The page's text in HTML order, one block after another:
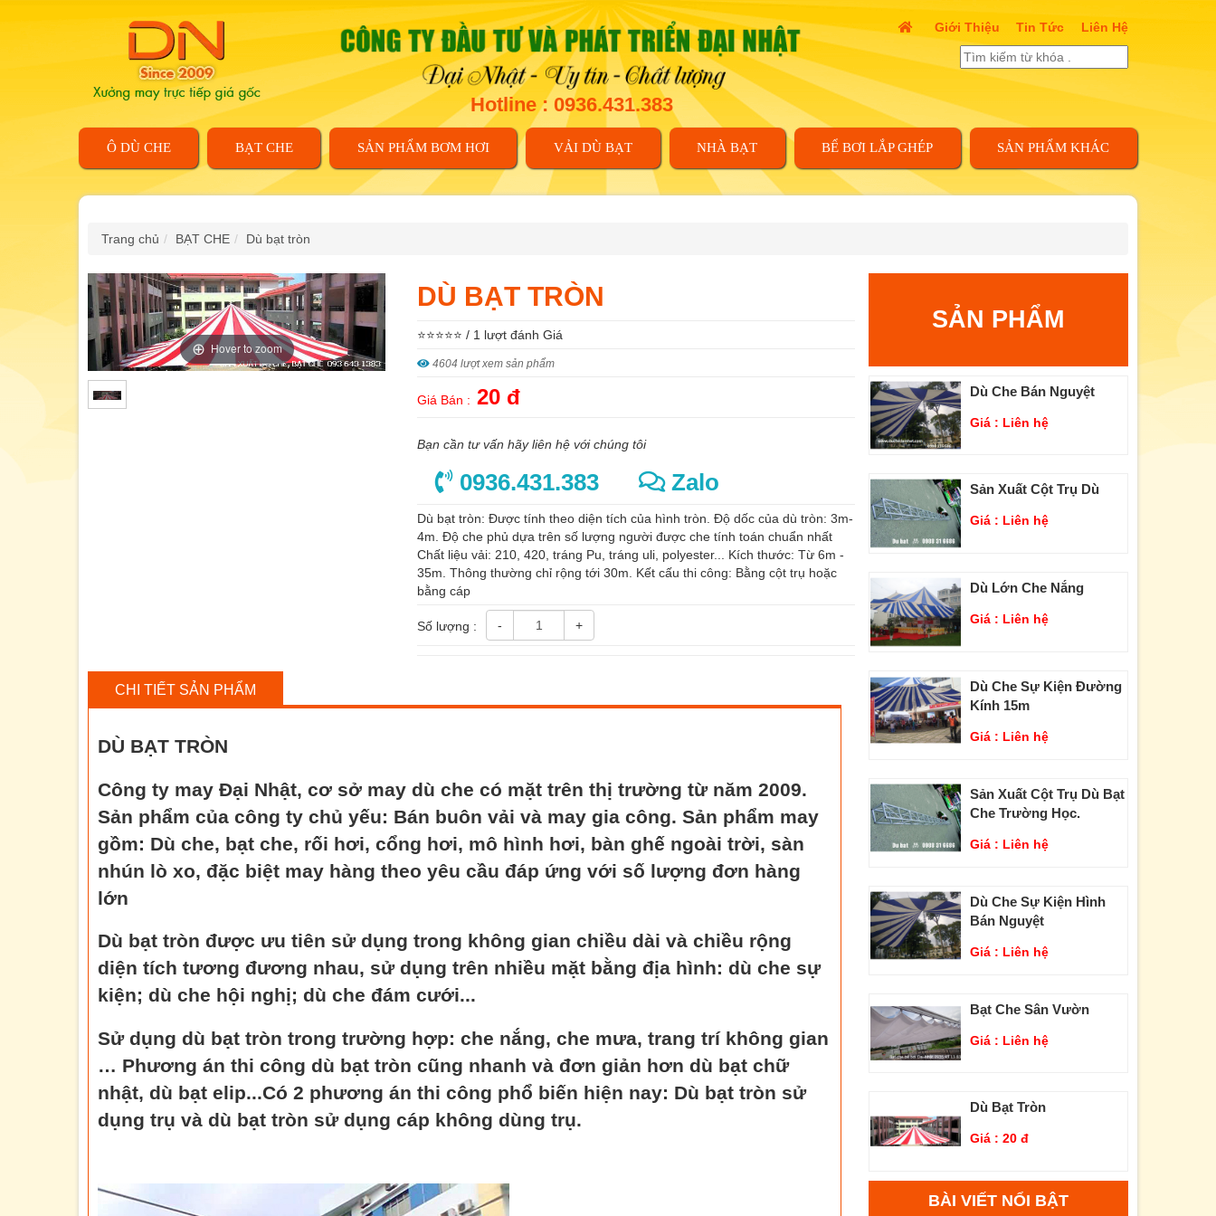
Hotline : 0936.431.383
Giới Thiệu Tin Tức Liên Hệ
Ô DÙ CHE BẠT CHE SẢN PHẨM BƠM HƠI VẢI DÙ BẠT NHÀ BẠT BỂ BƠI LẮP GHÉP SẢN PHẨM KHÁC
Trang chủ BẠT CHE Dù bạt tròn
Hover to zoom
DÙ BẠT TRÒN
⭐⭐⭐⭐⭐ / 1 lượt đánh Giá
4604 lượt xem sản phẩm
Giá Bán : 20 đ
Bạn cần tư vấn hãy liên hệ với chúng tôi
0936.431.383 Zalo
Dù bạt tròn: Được tính theo diện tích của hình tròn. Độ dốc của dù tròn: 3m-
4m. Độ che phủ dựa trên số lượng người được che tính toán chuẩn nhất
Chất liệu vải: 210, 420, tráng Pu, tráng uli, polyester... Kích thước: Từ 6m -
35m. Thông thường chỉ rộng tới 30m. Kết cấu thi công: Bằng cột trụ hoặc
bằng cáp
Số lượng : - +
CHI TIẾT SẢN PHẨM
DÙ BẠT TRÒN
Công ty may Đại Nhật, cơ sở may dù che có mặt trên thị trường từ năm 2009.
Sản phẩm của công ty chủ yếu: Bán buôn vải và may gia công. Sản phẩm may
gồm: Dù che, bạt che, rối hơi, cổng hơi, mô hình hơi, bàn ghế ngoài trời, sàn
nhún lò xo, đặc biệt may hàng theo yêu cầu đáp ứng với số lượng đơn hàng
lớn
Dù bạt tròn được ưu tiên sử dụng trong không gian chiều dài và chiều rộng
diện tích tương đương nhau, sử dụng trên nhiều mặt bằng địa hình: dù che sự
kiện; dù che hội nghị; dù che đám cưới...
Sử dụng dù bạt tròn trong trường hợp: che nắng, che mưa, trang trí không gian
… Phương án thi công dù bạt tròn cũng nhanh và đơn giản hơn dù bạt chữ
nhật, dù bạt elip...Có 2 phương án thi công phổ biến hiện nay: Dù bạt tròn sử
dụng trụ và dù bạt tròn sử dụng cáp không dùng trụ.
SẢN PHẨM
Dù Che Bán Nguyệt
Giá : Liên hệ
Sản Xuất Cột Trụ Dù
Giá : Liên hệ
Dù Lớn Che Nắng
Giá : Liên hệ
Dù Che Sự Kiện Đường
Kính 15m
Giá : Liên hệ
Sản Xuất Cột Trụ Dù Bạt
Che Trường Học.
Giá : Liên hệ
Dù Che Sự Kiện Hình
Bán Nguyệt
Giá : Liên hệ
Bạt Che Sân Vườn
Giá : Liên hệ
Dù Bạt Tròn
Giá : 20 đ
BÀI VIẾT NỔI BẬT